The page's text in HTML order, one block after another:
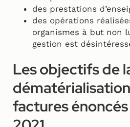
des prestations
des opérations
organismes à but non
gestion est
Les objectifs de
factures